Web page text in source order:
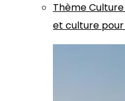
ThèmeCulture
et culture pour